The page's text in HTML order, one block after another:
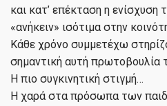
και κατ’ επέκταση η ενίσχυση
«ανήκειν» ισότιμα στην
Κάθε χρόνο συμμετέχω
σημαντική αυτή πρωτοβουλία
Η πιο συγκινητική στιγμή…
Η χαρά στα πρόσωπα των